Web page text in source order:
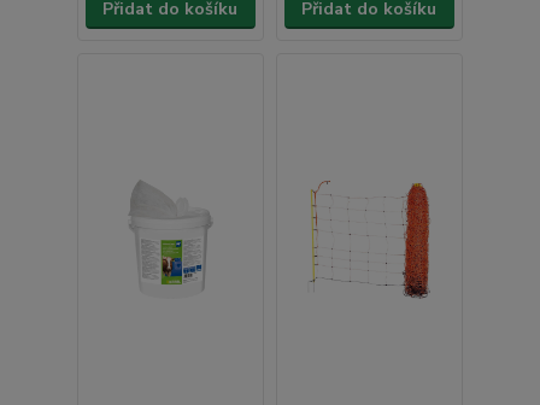
Přidat do košíku Přidat do košíku